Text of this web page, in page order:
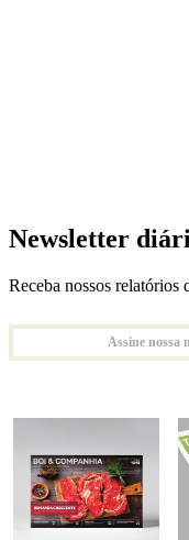
Newsletter
Receba nossos relatórios
Assine nossa